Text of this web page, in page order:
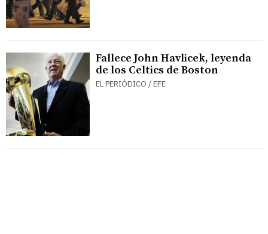
Fallece John Havlicek, leyenda
de los Celtics de Boston
EL PERIÓDICO / EFE